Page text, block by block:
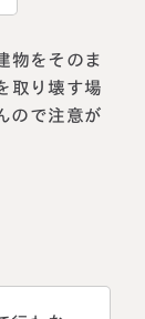
物をそのま
取り壊す場
ので注意が